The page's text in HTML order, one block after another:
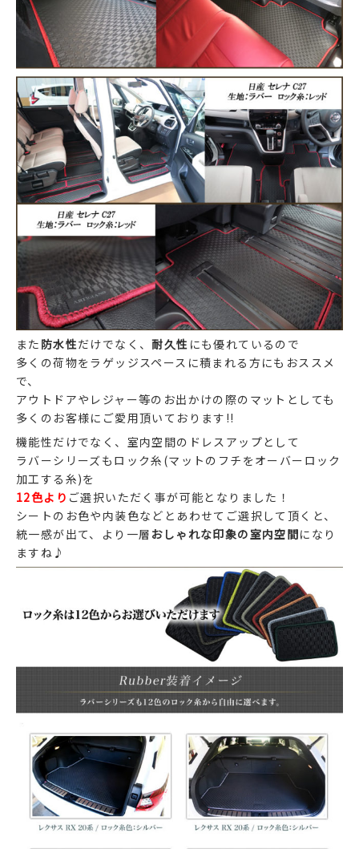
また 防水性だけでなく、耐久性 にも優れているので
多くの荷物をラゲッジスペースに積まれる方にもおススメ
で、
アウトドアやレジャー等のお出かけの際のマットとしても
多くのお客様にご愛用頂いております!!
機能性だけでなく、室内空間のドレスアップとして
ラバーシリーズもロック糸(マットのフチをオーバーロック
加工する糸)を
12色より ご選択いただく事が可能となりました！
シートのお色や内装色などとあわせてご選択して頂くと、
統一感が出て、より一層 おしゃれな印象の室内空間になり
ますね♪